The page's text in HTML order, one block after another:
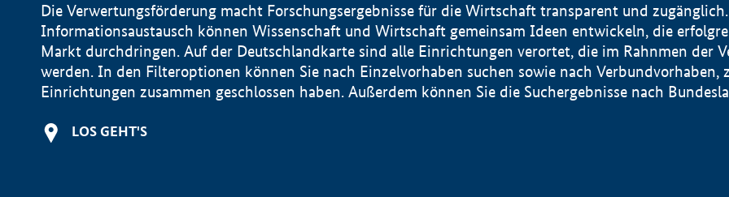
Die Verwertungsförderung macht Forschungsergebnisse für die Wirtschaft transparent und
Informationsaustausch können Wissenschaft und Wirtschaft gemeinsam Ideen entwickeln, die
Markt durchdringen. Auf der Deutschlandkarte sind alle Einrichtungen verortet, die im Rahnmen der
werden. In den Filteroptionen können Sie nach Einzelvorhaben suchen sowie nach Verbundvorhaben,
Einrichtungen zusammen geschlossen haben. Außerdem können Sie die Suchergebnisse nach
LOS GEHT'S